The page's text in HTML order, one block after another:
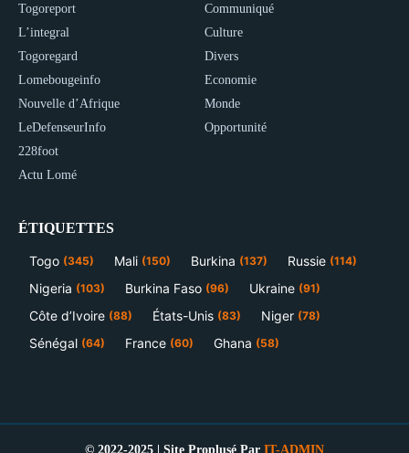
Togoreport
L’integral
Togoregard
Lomebougeinfo
Nouvelle d’Afrique
LeDefenseurInfo
228foot
Actu Lomé
Communiqué
Culture
Divers
Economie
Monde
Opportunité
ÉTIQUETTES
Togo (345) Mali (150) Burkina (137) Russie (114)
Nigeria (103) Burkina Faso (96) Ukraine (91)
Côte d’Ivoire (88) États-Unis (83) Niger (78)
Sénégal (64) France (60) Ghana (58)
© 2022-2025 | Site Proplusé Par IT-ADMIN